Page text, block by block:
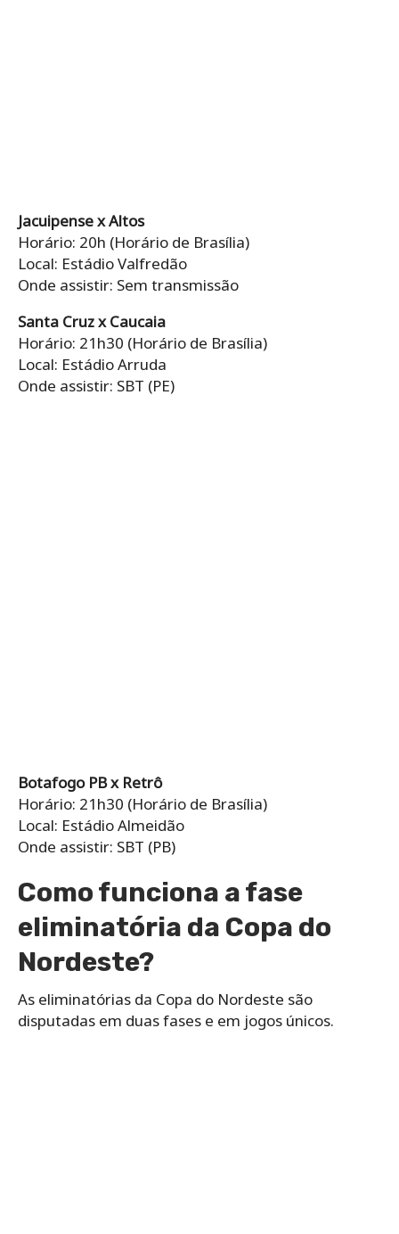
Jacuipense x Altos
Horário: 20h (Horário de Brasília)
Local: Estádio Valfredão
Onde assistir: Sem transmissão
Santa Cruz x Caucaia
Horário: 21h30 (Horário de Brasília)
Local: Estádio Arruda
Onde assistir: SBT (PE)
Botafogo PB x Retrô
Horário: 21h30 (Horário de Brasília)
Local: Estádio Almeidão
Onde assistir: SBT (PB)
Como funciona a fase
eliminatória da Copa do
Nordeste?
As eliminatórias da Copa do Nordeste são
disputadas em duas fases e em jogos únicos.